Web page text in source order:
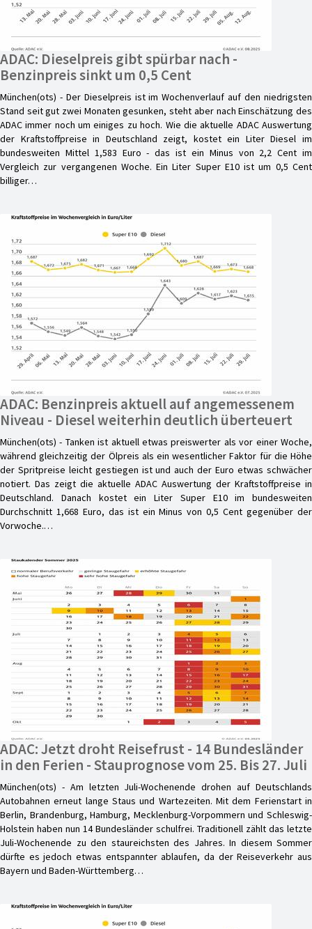
ADAC: Dieselpreis gibt spürbar nach -
Benzinpreis sinkt um 0,5 Cent
München(ots) - Der Dieselpreis ist im Wochenverlauf auf den niedrigsten
Stand seit gut zwei Monaten gesunken, steht aber nach Einschätzung des
ADAC immer noch um einiges zu hoch. Wie die aktuelle ADAC Auswertung
der Kraftstoffpreise in Deutschland zeigt, kostet ein Liter Diesel im
bundesweiten Mittel 1,583 Euro - das ist ein Minus von 2,2 Cent im
Vergleich zur vergangenen Woche. Ein Liter Super E10 ist um 0,5 Cent
billiger…
ADAC: Benzinpreis aktuell auf angemessenem
Niveau - Diesel weiterhin deutlich überteuert
München(ots) - Tanken ist aktuell etwas preiswerter als vor einer Woche,
während gleichzeitig der Ölpreis als ein wesentlicher Faktor für die Höhe
der Spritpreise leicht gestiegen ist und auch der Euro etwas schwächer
notiert. Das zeigt die aktuelle ADAC Auswertung der Kraftstoffpreise in
Deutschland. Danach kostet ein Liter Super E10 im bundesweiten
Durchschnitt 1,668 Euro, das ist ein Minus von 0,5 Cent gegenüber der
Vorwoche.…
ADAC: Jetzt droht Reisefrust - 14 Bundesländer
in den Ferien - Stauprognose vom 25. Bis 27. Juli
München(ots) - Am letzten Juli-Wochenende drohen auf Deutschlands
Autobahnen erneut lange Staus und Wartezeiten. Mit dem Ferienstart in
Berlin, Brandenburg, Hamburg, Mecklenburg-Vorpommern und Schleswig-
Holstein haben nun 14 Bundesländer schulfrei. Traditionell zählt das letzte
Juli-Wochenende zu den staureichsten des Jahres. In diesem Sommer
dürfte es jedoch etwas entspannter ablaufen, da der Reiseverkehr aus
Bayern und Baden-Württemberg…